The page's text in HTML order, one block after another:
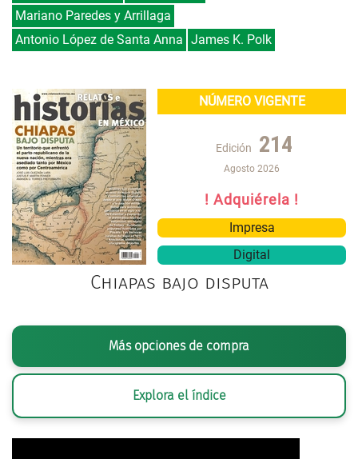
Mariano Paredes y Arrillaga
Antonio López de Santa Anna James K. Polk
NÚMERO VIGENTE
Edición 214
Agosto 2026
! Adquiérela !
Impresa
Digital
Chiapas bajo disputa
Más opciones de compra
Explora el índice